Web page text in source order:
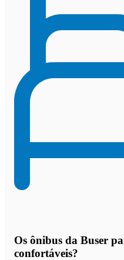
Os ônibus da Buser
confortáveis?